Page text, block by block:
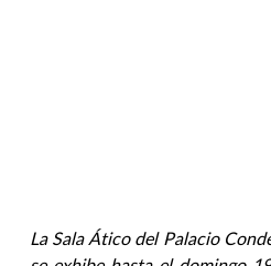
La Sala Ático del Palacio